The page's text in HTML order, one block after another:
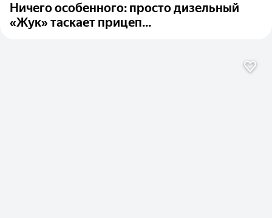
Ничего особенного: просто дизельный
«Жук» таскает прицеп...